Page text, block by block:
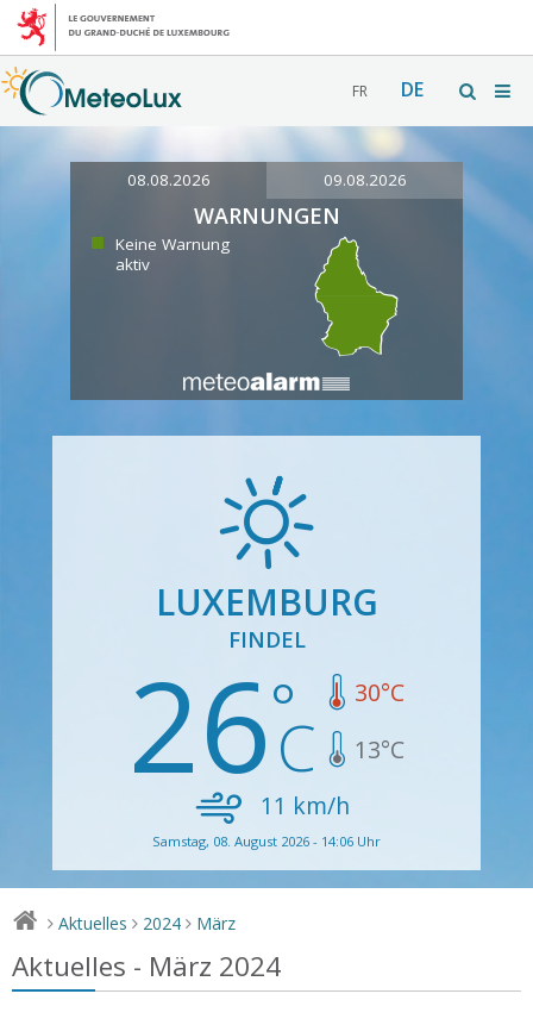
FR DE
08.08.2026 09.08.2026
WARNUNGEN
Keine Warnung
aktiv
LUXEMBURG
FINDEL
26 30°C
13°C
11 km/h
Samstag, 08. August 2026 - 14:06 Uhr
> Aktuelles > 2024 > März
Aktuelles - März 2024